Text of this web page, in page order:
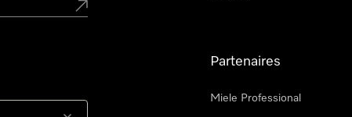
Partenaires
Miele Professional